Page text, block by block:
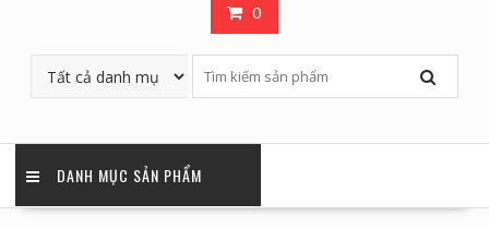
0
DANH MỤC SẢN PHẨM